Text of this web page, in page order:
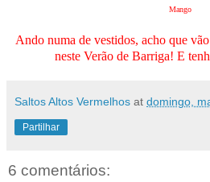
Mango
Ando numa de vestidos, acho que
neste Verão de Barriga! E
Saltos Altos Vermelhos at domingo,
Partilhar
6 comentários: